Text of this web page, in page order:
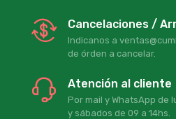
Cancelaciones /
Indicanos a
de órden a cancelar.
Atención al cliente
Por mail y WhatsApp de
y sábados de 09 a 14hs.